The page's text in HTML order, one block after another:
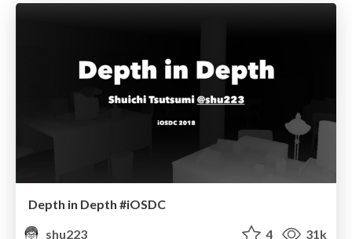
Depth in Depth #iOSDC
shu223
4 31k